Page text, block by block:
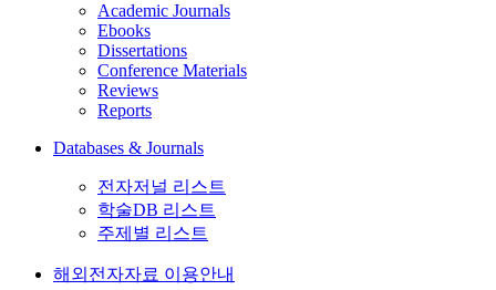
Academic Journals
Ebooks
Dissertations
Conference Materials
Reviews
Reports
Databases & Journals
전자저널 리스트
학술DB 리스트
주제별 리스트
해외전자자료 이용안내